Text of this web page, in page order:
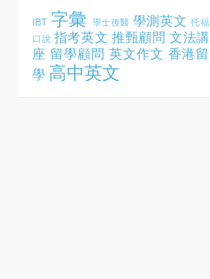
IBT 字彙 學士後醫 學測英文 托福
口說 指考英文 推甄顧問 文法講
座 留學顧問 英文作文 香港留
學 高中英文